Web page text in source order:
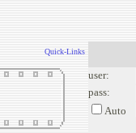
Quick-Links
user:
pass:
Auto